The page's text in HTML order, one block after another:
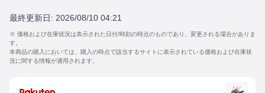
最終更新日: 2026/08/10 04:21
※ 価格および在庫状況は表示された日付/時刻の時点のものであり、変更される場合がありま
す。
本商品の購入においては、購入の時点で該当するサイトに表示されている価格および在庫状
況に関する情報が適用されます。